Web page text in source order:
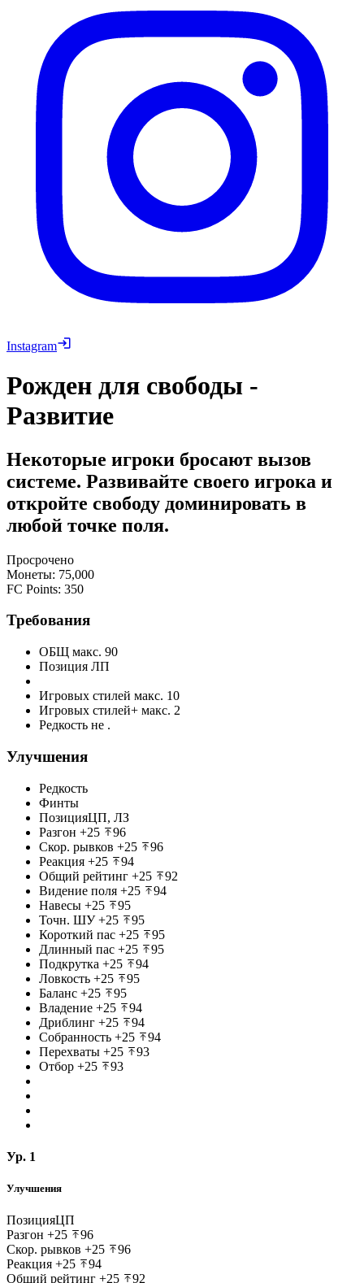
Instagram
Рожден для свободы -
Развитие
Некоторые игроки бросают вызов
системе. Развивайте своего игрока и
откройте свободу доминировать в
любой точке поля.
Просрочено
Монеты: 75,000
FC Points: 350
Требования
ОБЩ макс. 90
Позиция ЛП
Игровых стилей макс. 10
Игровых стилей+ макс. 2
Редкость не .
Улучшения
Редкость
Финты
ПозицияЦП, ЛЗ
Разгон +25
96
Скор. рывков +25
96
Реакция +25
94
Общий рейтинг +25
92
Видение поля +25
94
Навесы +25
95
Точн. ШУ+25
95
Короткий пас +25
95
Длинный пас +25
95
Подкрутка +25
94
Ловкость +25
95
Баланс +25
95
Владение +25
94
Дриблинг +25
94
Собранность +25
94
Перехваты +25
93
Отбор +25 93
Ур. 1
Улучшения
ПозицияЦП
Разгон +25
96
Скор. рывков +25
96
Реакция +25
94
Общий рейтинг +25 92